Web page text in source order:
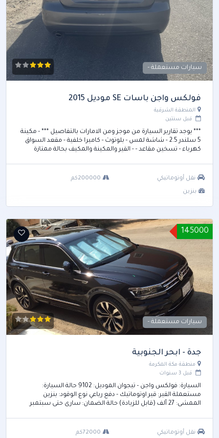
Hummer
1
Hyundai
128
Infiniti
Jaguar
3
Volvo
Fiat
Smart
سيارات مستعملة -
فولكس واجن باسات SE موديل 2015
المنطقة الشرقية
قبل سنتين
*** يوجد تقارير السيارة من موجز ومن الامارات بالتفاصيل *** - مكينة
5 سلندر 2.5 - شاشة لمس - بلوتوث - كاميرا خلفية - مقعد السواق
كهرباء - تسخين مقاعد - - القير والمكينة والمكيف بحالة ممتازة
نقل أوتوماتيكي 200000كم
بنزين
145000
سيارات مستعملة -
جدة - ابحر الجنوبية
منطقة مكة المكرمة
قبل 3 سنوات
السيارة: ⁨فولكس واجن⁩ - ⁨تيجوان⁩ الموديل: ⁨2019⁩ حالة السيارة:
⁨مستعملة⁩ القير: ⁨قير اوتوماتيك⁩ - دفع رباعي نوع الوقود: ⁨بنزين⁩
الممشى: ⁨72 ألف⁩ (قابل للزيادة) حالة الضمان: ساري حتى سبتمبر
نقل أوتوماتيكي 72000كم